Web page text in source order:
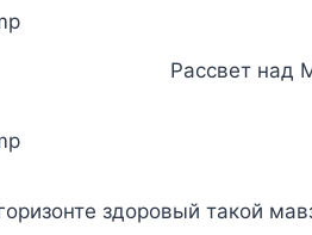
Рассвет над
здоровый такой